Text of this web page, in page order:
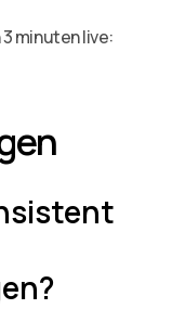
minuten live: